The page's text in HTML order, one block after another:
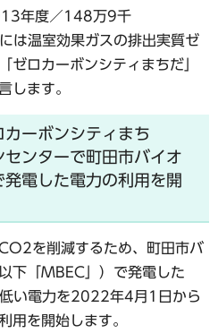
年度／148万9千
は温室効果ガスの排出実質ゼ
ゼロカーボンシティまちだ」
します。
カーボンシティまち
ンターで町田市バイオ
電した電力の利用を開
を削減するため、町田市バ
下「MBEC」）で発電した
い電力を2022年4月1日から
用を開始します。